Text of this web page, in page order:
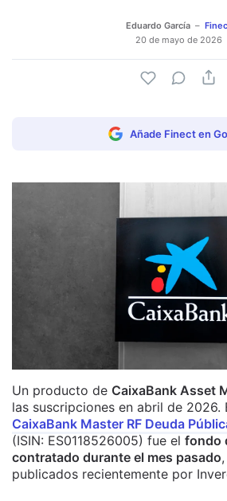
Eduardo García
20 de mayo de 2026
Añade Finect en
Un producto de CaixaBank Asset
las suscripciones en abril de 2026.
CaixaBank Master RF Deuda
(ISIN: ES0118526005) fue el fondo
contratado durante el mes pasado
publicados recientemente por